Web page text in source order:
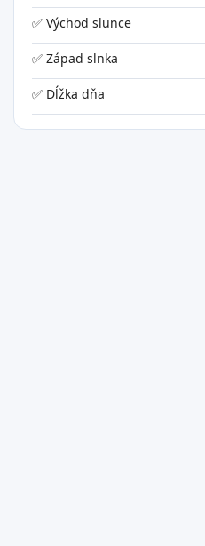
✅ Východ slunce
✅ Západ slnka
✅ Dĺžka dňa